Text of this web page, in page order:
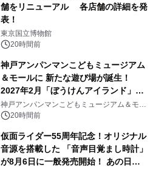
舗をリニューアル 各店舗の詳細を発
表！
東京国立博物館
20時間前
神戸アンパンマンこどもミュージアム
＆モールに 新たな遊び場が誕生！
2027年2月「ぼうけんアイランド」が
オープン
神戸アンパンマンこどもミュージアム＆モー
ル 20時間前
仮面ライダー55周年記念！オリジナル
音源を搭載した 「音声目覚まし時計」
が8月6日に一般発売開始！ あの日の